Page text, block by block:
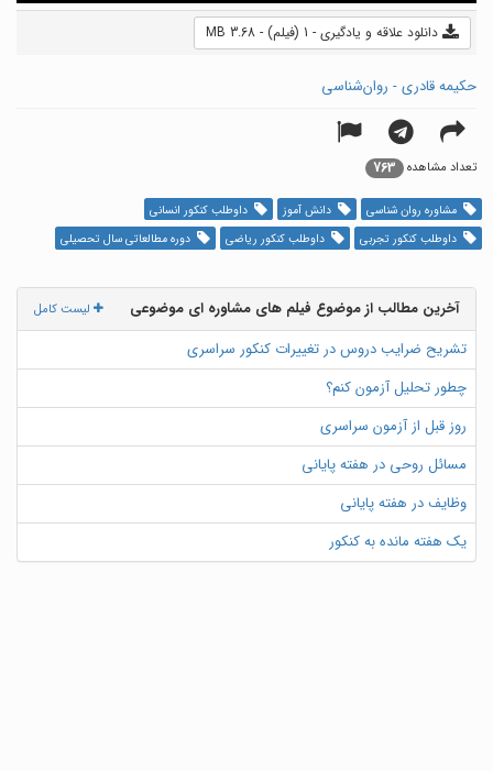
دانلود علاقه و یادگیری - 1 (فیلم) - 3.68 MB
حکیمه قادری - روان‌شناسی
تعداد مشاهده 763
مشاوره روان شناسی دانش آموز
داوطلب کنکور انسانی
داوطلب کنکور تجربی
داوطلب کنکور ریاضی دوره مطالعاتی سال تحصیلی
لیست کامل
آخرین مطالب از موضوع فیلم های مشاوره ای موضوعی
تشریح ضرایب دروس در تغییرات کنکور سراسری
چطور تحلیل آزمون کنم؟
روز قبل از آزمون سراسری
مسائل روحی در هفته پایانی
وظایف در هفته پایانی
یک هفته مانده به کنکور